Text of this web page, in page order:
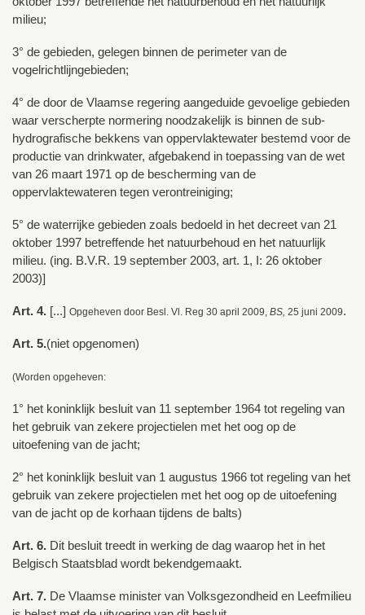
milieu;
3° de gebieden, gelegen binnen de perimeter van de
vogelrichtlijngebieden;
4° de door de Vlaamse regering aangeduide gevoelige gebieden
waar verscherpte normering noodzakelijk is binnen de sub-
hydrografische bekkens van oppervlaktewater bestemd voor de
productie van drinkwater, afgebakend in toepassing van de wet
van 26 maart 1971 op de bescherming van de
oppervlaktewateren tegen verontreiniging;
5° de waterrijke gebieden zoals bedoeld in het decreet van 21
oktober 1997 betreffende het natuurbehoud en het natuurlijk
milieu. (ing. B.V.R. 19 september 2003, art. 1, I: 26 oktober
2003)]
Art. 4. [...] Opgeheven door Besl. Vl. Reg 30 april 2009, BS, 25 juni 2009.
Art. 5.(niet opgenomen)
(Worden opgeheven:
1° het koninklijk besluit van 11 september 1964 tot regeling van
het gebruik van zekere projectielen met het oog op de
uitoefening van de jacht;
2° het koninklijk besluit van 1 augustus 1966 tot regeling van het
gebruik van zekere projectielen met het oog op de uitoefening
van de jacht op de korhaan tijdens de balts)
Art. 6. Dit besluit treedt in werking de dag waarop het in het
Belgisch Staatsblad wordt bekendgemaakt.
Art. 7. De Vlaamse minister van Volksgezondheid en Leefmilieu